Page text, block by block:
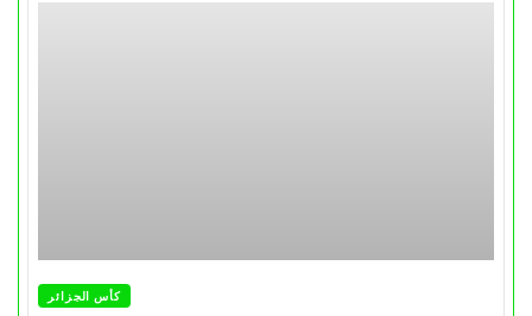
كأس الجزائر